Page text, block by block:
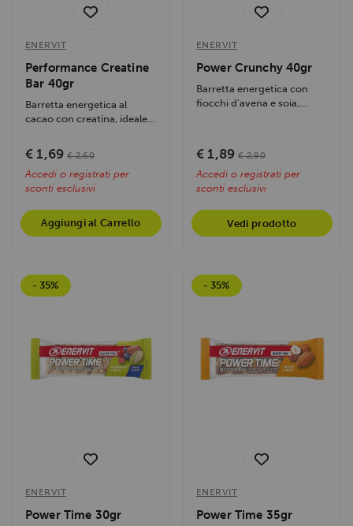
ENERVIT
Performance Creatine
Bar 40gr
Barretta energetica al
cacao con creatina, ideale
Fornisce...
€ 1,69 € 2,60
Accedi o registrati per
sconti esclusivi
Aggiungi al Carrello
ENERVIT
Power Crunchy 40gr
Barretta energetica con
fiocchi d’avena e soia,
€ 1,89 € 2,90
Accedi o registrati per
sconti esclusivi
Vedi prodotto
- 35%
ENERVIT
Power Time 30gr
- 35%
ENERVIT
Power Time 35gr